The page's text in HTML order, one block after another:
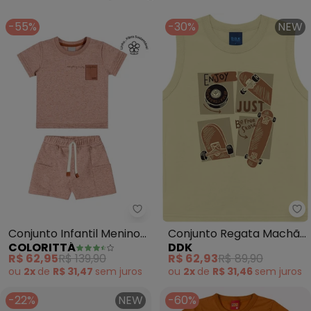
-55%
Colorittá - Conjunto Infantil
Conjunto Infantil Menino
Moletinho Linho
(Marrom)
COLORITTÁ
R$ 62,95R$ 139,90
ou 2x de R$ 31,47 sem juros
-30% NEW
Conjunto Regata Machão
(Marrom)
DDK
R$ 62,93R$ 89,90
ou 2x de R$ 31,46 sem juros
-22% NEW -60%